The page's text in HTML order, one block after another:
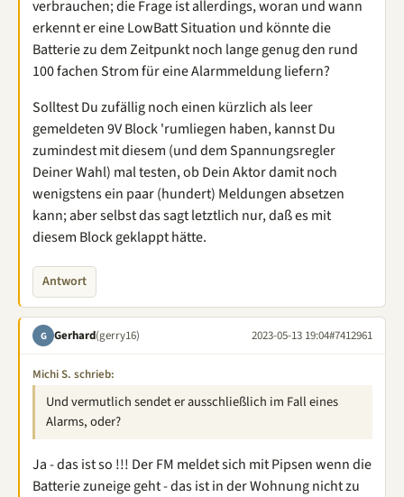
verbrauchen; die Frage ist allerdings, woran und wann
erkennt er eine LowBatt Situation und könnte die
Batterie zu dem Zeitpunkt noch lange genug den rund
100 fachen Strom für eine Alarmmeldung liefern?
Solltest Du zufällig noch einen kürzlich als leer
gemeldeten 9V Block 'rumliegen haben, kannst Du
zumindest mit diesem (und dem Spannungsregler
Deiner Wahl) mal testen, ob Dein Aktor damit noch
wenigstens ein paar (hundert) Meldungen absetzen
kann; aber selbst das sagt letztlich nur, daß es mit
diesem Block geklappt hätte.
Antwort
G Gerhard(gerry16) 2023-05-13 19:04#7412961
Michi S. schrieb:
Und vermutlich sendet er ausschließlich im Fall eines
Alarms, oder?
Ja - das ist so !!! Der FM meldet sich mit Pipsen wenn die
Batterie zuneige geht - das ist in der Wohnung nicht zu